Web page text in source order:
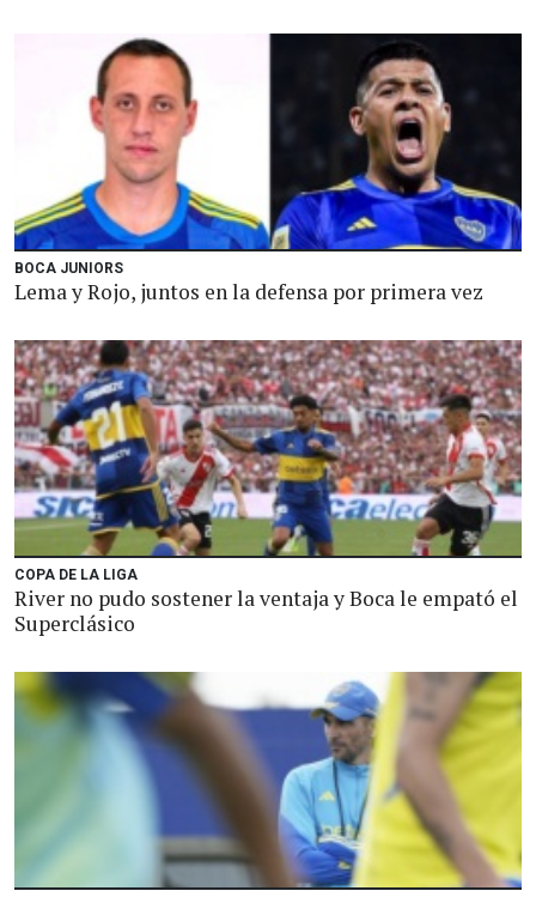
BOCA JUNIORS
Lema y Rojo, juntos en la defensa por primera vez
COPA DE LA LIGA
River no pudo sostener la ventaja y Boca le empató el
Superclásico